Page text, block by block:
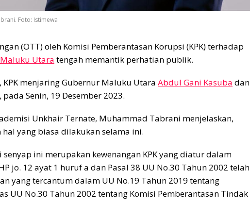
Foto: Istimewa
(OTT) oleh Komisi Pemberantasan Korupsi (KPK) terhadap
Maluku Utara tengah memantik perhatian publik.
KPK menjaring Gubernur Maluku Utara Abdul Gani Kasuba dan
Senin, 19 Desember 2023.
Unkhair Ternate, Muhammad Tabrani menjelaskan,
hal yang biasa dilakukan selama ini.
senyap ini merupakan kewenangan KPK yang diatur dalam
jo. 12 ayat 1 huruf a dan Pasal 38 UU No.30 Tahun 2002 telah
yang tercantum dalam UU No.19 Tahun 2019 tentang
UU No.30 Tahun 2002 tentang Komisi Pemberantasan Tindak